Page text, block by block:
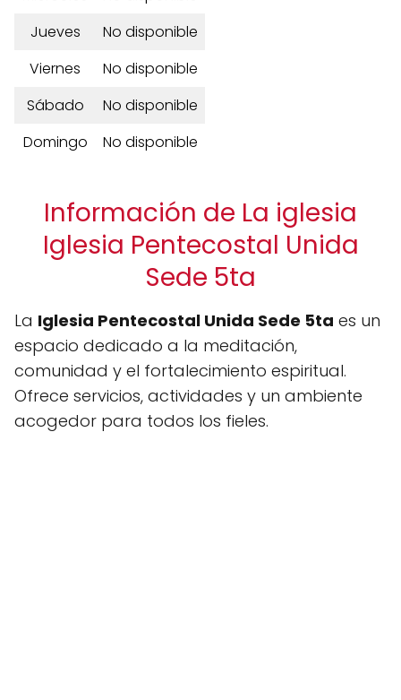
Jueves
No disponible
Viernes
No disponible
Sábado
No disponible
Domingo
No disponible
Información de La iglesia
Iglesia Pentecostal Unida
Sede 5ta
La Iglesia Pentecostal Unida Sede 5ta es un
espacio dedicado a la meditación,
comunidad y el fortalecimiento espiritual.
Ofrece servicios, actividades y un ambiente
acogedor para todos los fieles.